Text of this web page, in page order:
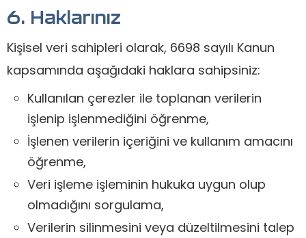
6. Haklarınız
Kişisel veri sahipleri olarak, 6698 sayılı Kanun
kapsamında aşağıdaki haklara sahipsiniz:
Kullanılan çerezler ile toplanan verilerin
işlenip işlenmediğini öğrenme,
İşlenen verilerin içeriğini ve kullanım amacını
öğrenme,
Veri işleme işleminin hukuka uygun olup
olmadığını sorgulama,
Verilerin silinmesini veya düzeltilmesini talep